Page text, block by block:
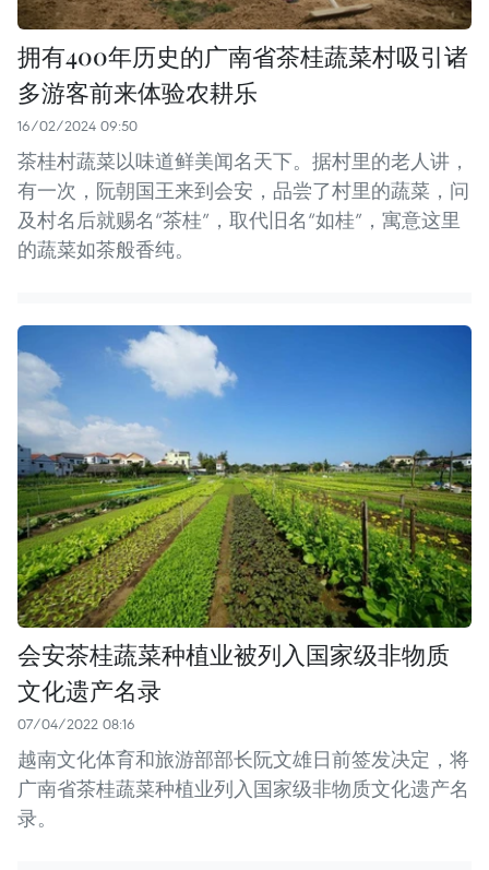
拥有400年历史的广南省茶桂蔬菜村吸引诸
多游客前来体验农耕乐
16/02/2024 09:50
茶桂村蔬菜以味道鲜美闻名天下。据村里的老人讲，
有一次，阮朝国王来到会安，品尝了村里的蔬菜，问
及村名后就赐名“茶桂”，取代旧名“如桂”，寓意这里
的蔬菜如茶般香纯。
会安茶桂蔬菜种植业被列入国家级非物质
文化遗产名录
07/04/2022 08:16
越南文化体育和旅游部部长阮文雄日前签发决定，将
广南省茶桂蔬菜种植业列入国家级非物质文化遗产名
录。